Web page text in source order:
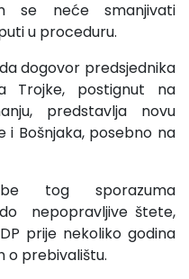
se neće smanjivati
u proceduru.
dogovor predsjednika
Trojke, postignut na
predstavlja novu
Bošnjaka, posebno na
tog sporazuma
nepopravljive štete,
prije nekoliko godina
o prebivalištu.